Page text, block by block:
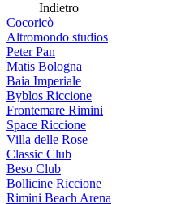
Indietro
Cocoricò
Altromondo studios
Peter Pan
Matis Bologna
Baia Imperiale
Byblos Riccione
Frontemare Rimini
Space Riccione
Villa delle Rose
Classic Club
Beso Club
Bollicine Riccione
Rimini Beach Arena